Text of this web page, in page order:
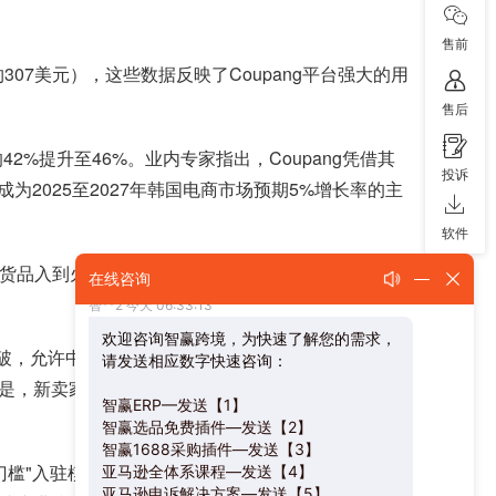
美元），这些数据反映了Coupang平台强大的用
提升至46%。业内专家指出，Coupang凭借其
为2025至2027年韩国电商市场预期5%增长率的主
品入到火箭仓后，蕞快1.5天就能实现出单，且销
允许中国企业直接使用中国大陆营业执照申请韩
新卖家在首90天内可享受0仓租的优惠政策，这
"入驻模式，揭晓2026年重磅卖家扶持政策；其
售前
售后
投诉
软件
在线咨询